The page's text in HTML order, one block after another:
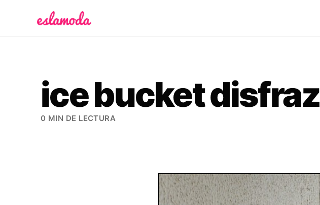
ice bucket disfraz
0 MIN DE LECTURA